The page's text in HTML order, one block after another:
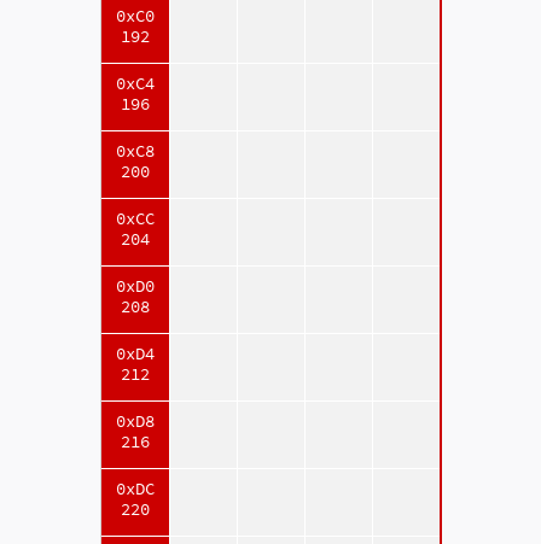
0xC0
192
0xC4
196
0xC8
200
0xCC
204
0xD0
208
0xD4
212
0xD8
216
0xDC
220